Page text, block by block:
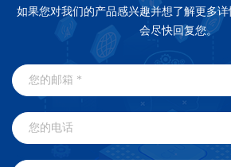
如果您对我们的产品感兴趣并想了解更多
会尽快回复您。